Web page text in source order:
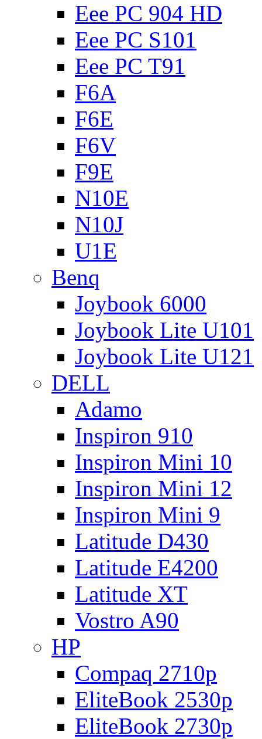
Eee PC 904 HD
Eee PC S101
Eee PC T91
F6A
F6E
F6V
F9E
N10E
N10J
U1E
Benq
Joybook 6000
Joybook Lite U101
Joybook Lite U121
DELL
Adamo
Inspiron 910
Inspiron Mini 10
Inspiron Mini 12
Inspiron Mini 9
Latitude D430
Latitude E4200
Latitude XT
Vostro A90
HP
Compaq 2710p
EliteBook 2530p
EliteBook 2730p